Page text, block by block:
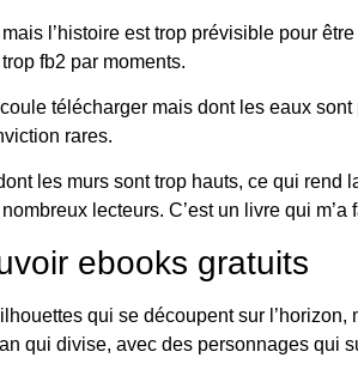
mais l’histoire est trop prévisible pour
fb2 par moments.
télécharger mais dont les eaux
rares.
les murs sont trop hauts, ce qui
lecteurs. C’est un livre qui
ebooks gratuits
qui se découpent sur
qui divise, avec des personnages qui